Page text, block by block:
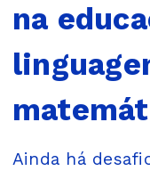
na
Ainda há